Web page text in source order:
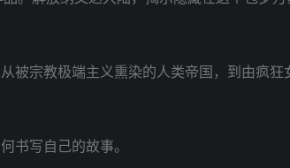
被宗教极端主义熏染的人类帝国，到由疯
书写自己的故事。